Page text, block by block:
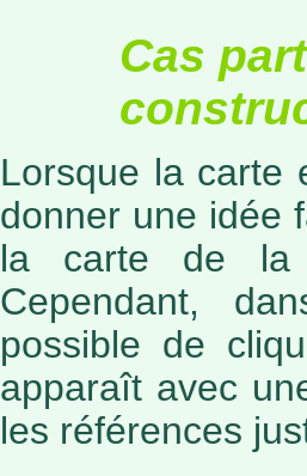
Cas
Lorsque la carte
donner une idée
la carte de la
Cependant,
possible de
apparaît avec
les références